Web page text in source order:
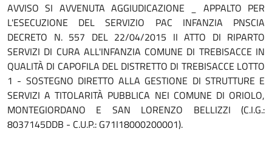
AVVISO SI AVVENUTA AGGIUDICAZIONE _ APPALTO PER
L'ESECUZIONE DEL SERVIZIO PAC INFANZIA PNSCIA
DECRETO N. 557 DEL 22/04/2015 II ATTO DI RIPARTO
SERVIZI DI CURA ALL'INFANZIA COMUNE DI TREBISACCE IN
QUALITÀ DI CAPOFILA DEL DISTRETTO DI TREBISACCE LOTTO
1 - SOSTEGNO DIRETTO ALLA GESTIONE DI STRUTTURE E
SERVIZI A TITOLARITÀ PUBBLICA NEI COMUNE DI ORIOLO,
MONTEGIORDANO E SAN LORENZO BELLIZZI (C.I.G.:
8037145DDB - C.U.P.: G71I18000200001).